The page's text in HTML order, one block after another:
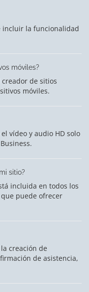
incluir la funcionalidad
móviles?
de sitios
móviles.
vídeo y audio HD solo
sitio?
incluida en todos los
puede ofrecer
creación de
de asistencia,